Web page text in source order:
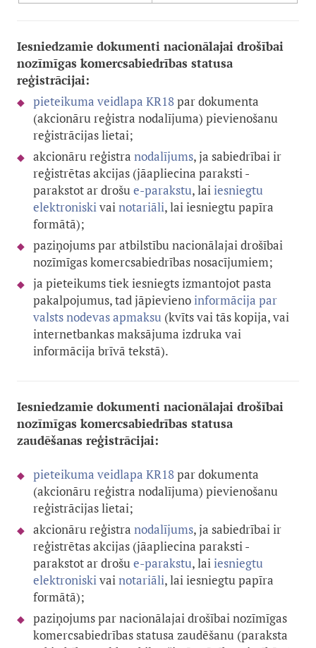
Iesniedzamie dokumenti nacionālajai drošībai
nozīmīgas komercsabiedrības statusa
reģistrācijai:
pieteikuma veidlapa KR18par dokumenta
(akcionāru reģistra nodalījuma) pievienošanu
reģistrācijas lietai;
akcionāru reģistra nodalījums, ja sabiedrībai ir
reģistrētas akcijas (jāapliecina paraksti -
parakstot ar drošue-parakstu, laiiesniegtu
elektroniskivainotariāli, lai iesniegtu papīra
formātā);
paziņojums par atbilstību nacionālajai drošībai
nozīmīgas komercsabiedrības nosacījumiem;
ja pieteikums tiek iesniegts izmantojot pasta
pakalpojumus, tad jāpievienoinformācija par
valsts nodevas apmaksu (kvīts vai tās kopija, vai
internetbankas maksājuma izdruka vai
informācija brīvā tekstā).
Iesniedzamie dokumenti nacionālajai drošībai
nozīmīgas komercsabiedrības statusa
zaudēšanas reģistrācijai:
pieteikuma veidlapa KR18par dokumenta
(akcionāru reģistra nodalījuma) pievienošanu
reģistrācijas lietai;
akcionāru reģistra nodalījums, ja sabiedrībai ir
reģistrētas akcijas (jāapliecina paraksti -
parakstot ar drošue-parakstu, laiiesniegtu
elektroniskivainotariāli, lai iesniegtu papīra
formātā);
paziņojums par nacionālajai drošībai nozīmīgas
komercsabiedrības statusa zaudēšanu (paraksta